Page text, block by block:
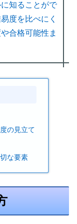
知ることがで
度を比べにく
合格可能性ま
の見立て
な要素